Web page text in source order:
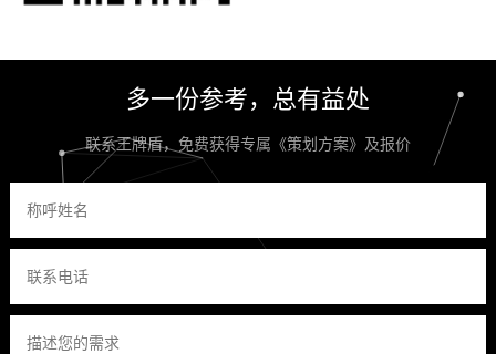
多一份参考，总有益处
联系王牌盾，免费获得专属《策划方案》及报价